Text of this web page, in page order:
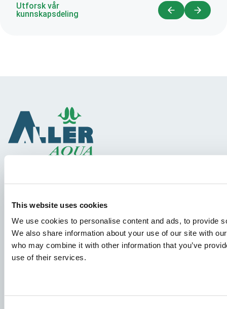
This website uses cookies
We use cookies to personalise content and ads, to provide
We also share information about your use of our site with
who may combine it with other information that you’ve
use of their services.
Utforsk vår
kunnskapsdeling
Fôrløsninger
Deling av kunnskap
deg tydelig spesifisere hvilken stilling du søker på. Vi